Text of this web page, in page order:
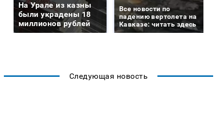
На Урале из казны
были украдены 18
миллионов рублей
Все новости по
падению вертолета на
Кавказе: читать здесь
Следующая новость